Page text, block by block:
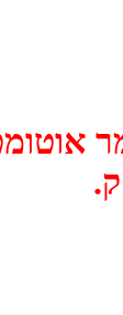
2024-